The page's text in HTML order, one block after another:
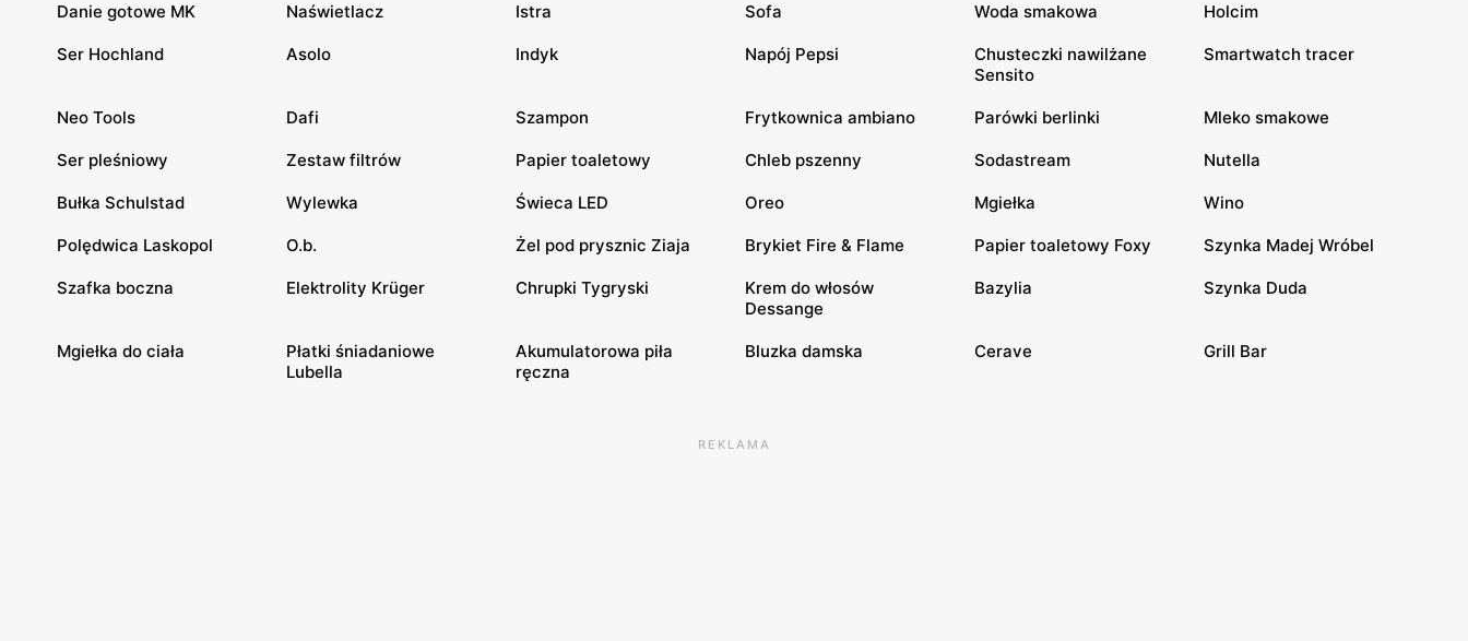
Danie gotowe MK Naświetlacz Istra Sofa Woda smakowa Holcim
Ser Hochland Asolo Indyk Napój Pepsi
Chusteczki nawilżane
Sensito
Smartwatch tracer
Neo Tools Dafi Szampon Frytkownica ambiano Parówki berlinki Mleko smakowe
Ser pleśniowy Zestaw filtrów Papier toaletowy Chleb pszenny Sodastream Nutella
Bułka Schulstad Wylewka Świeca LED Oreo Mgiełka Wino
Polędwica Laskopol O.b. Żel pod prysznic Ziaja Brykiet Fire & Flame Papier toaletowy Foxy Szynka Madej Wróbel
Szafka boczna Elektrolity Krüger Chrupki Tygryski
Krem do włosów
Dessange
Bazylia Szynka Duda
Mgiełka do ciała
Płatki śniadaniowe
Lubella
Akumulatorowa piła
ręczna
Bluzka damska Cerave Grill Bar
REKLAMA